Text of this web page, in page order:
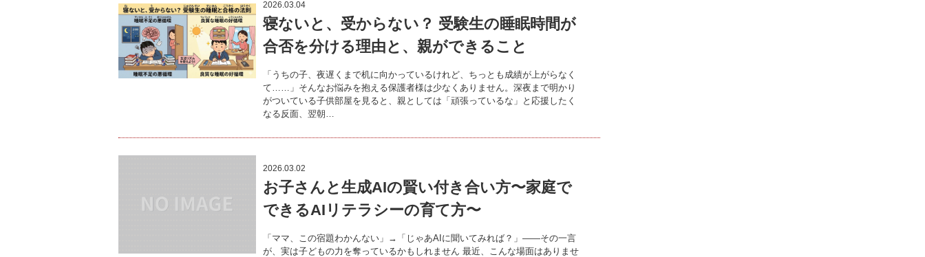
2026.03.04
寝ないと、受からない？ 受験生の睡眠時間が
合否を分ける理由と、親ができること
「うちの子、夜遅くまで机に向かっているけれど、ちっとも成績が上がらなく
て……」そんなお悩みを抱える保護者様は少なくありません。深夜まで明かり
がついている子供部屋を見ると、親としては「頑張っているな」と応援したく
なる反面、翌朝…
2026.03.02
お子さんと生成AIの賢い付き合い方〜家庭で
できるAIリテラシーの育て方〜
「ママ、この宿題わかんない」→「じゃあAIに聞いてみれば？」——その一言
が、実は子どもの力を奪っているかもしれません 最近、こんな場面はありませ